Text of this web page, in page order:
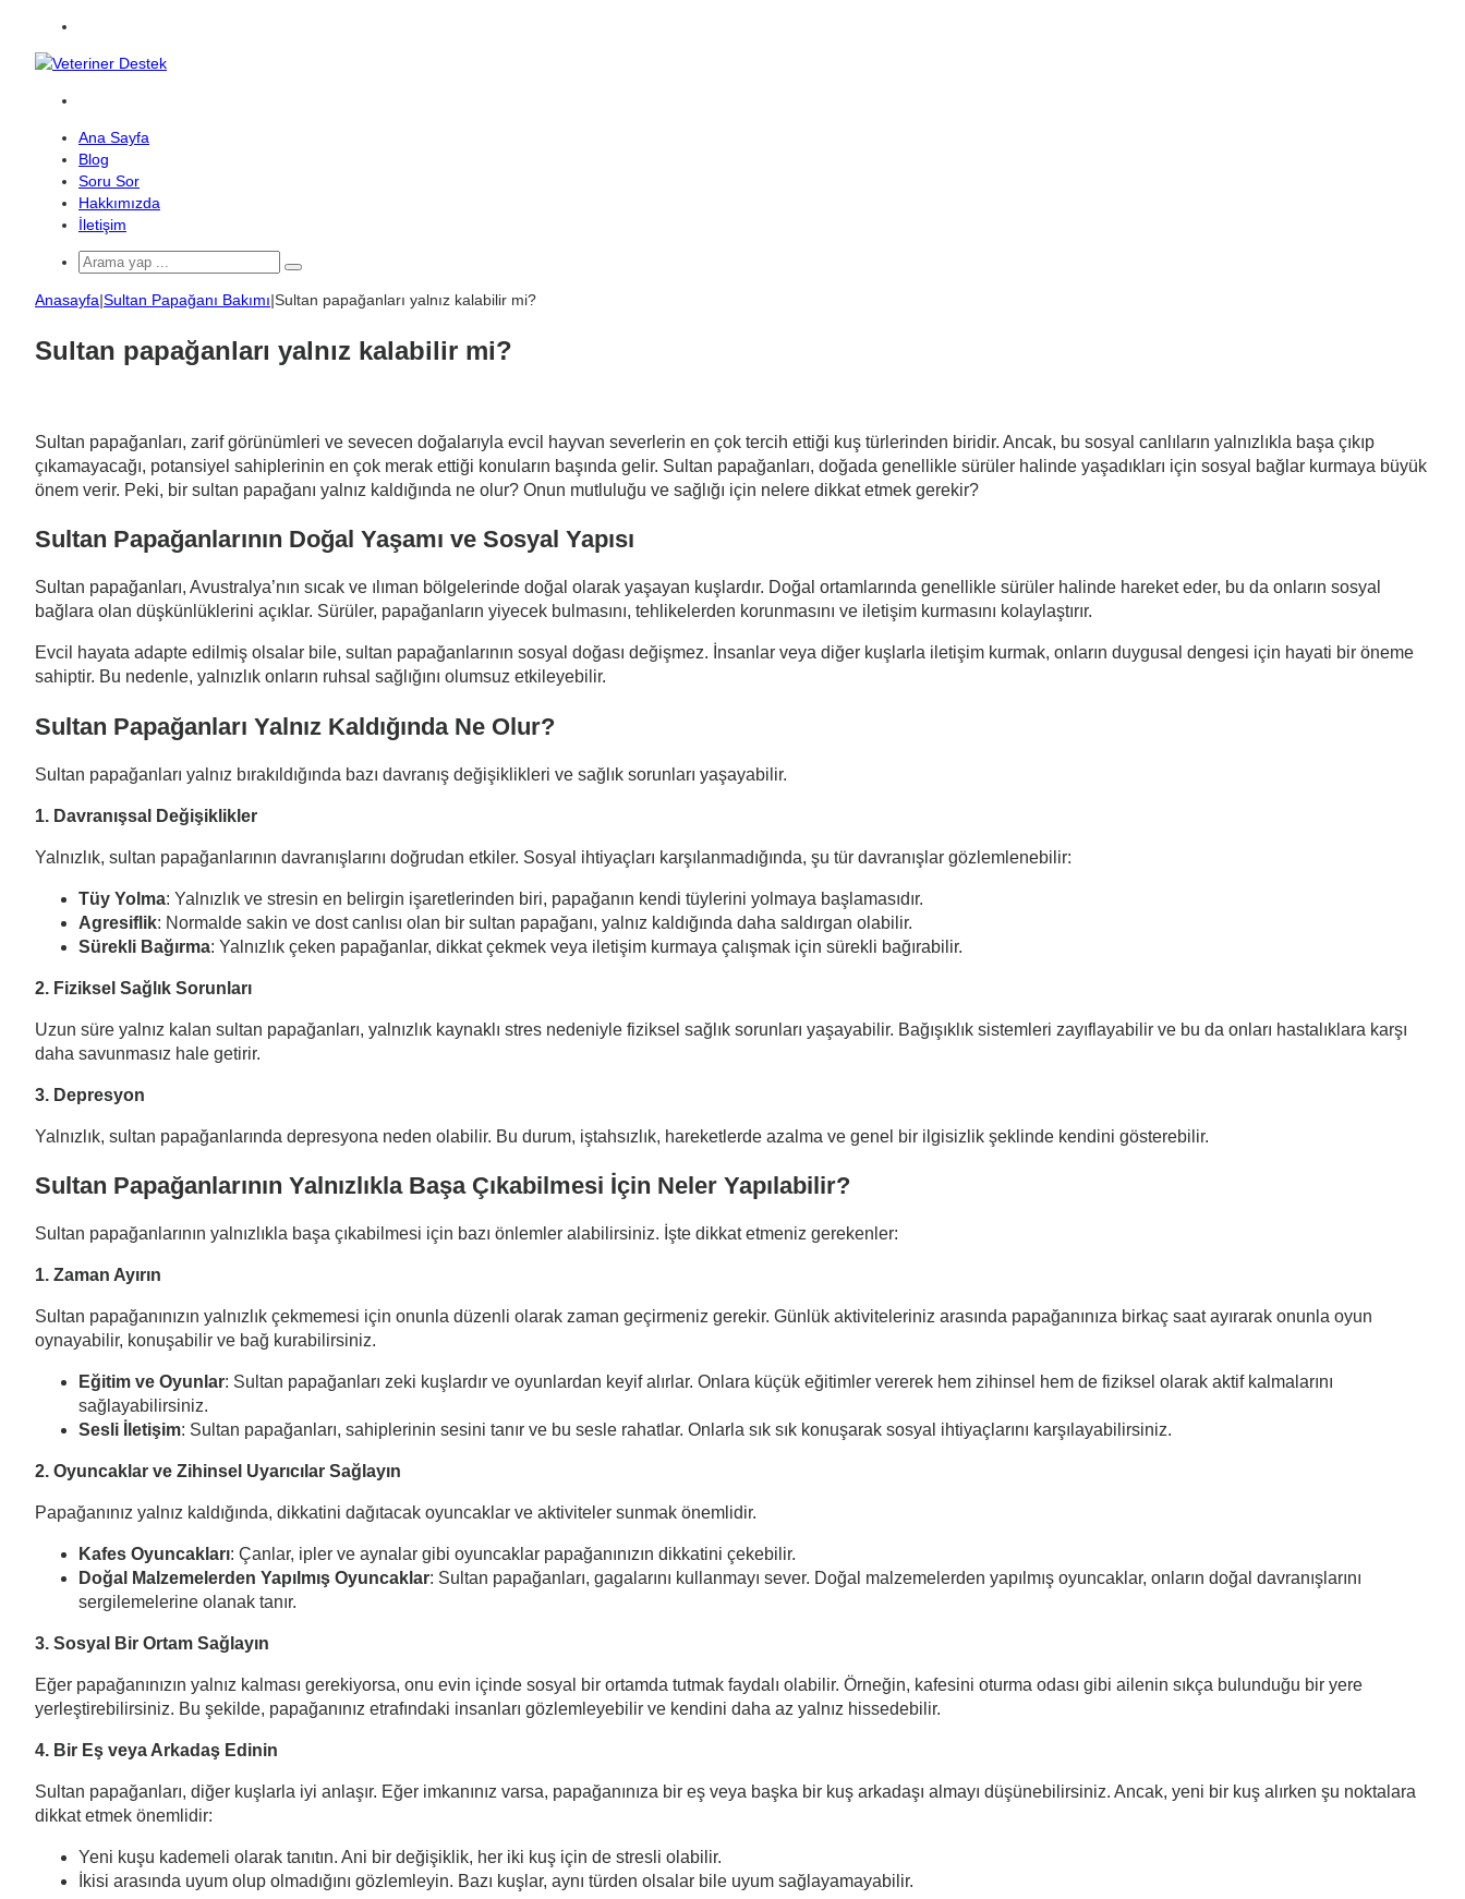
...
Ana Sayfa
Blog
Soru Sor
Hakkımızda
İletişim
Arama
yap
...
Anasayfa|Sultan Papağanı Bakımı|Sultan papağanları yalnız kalabilir mi?
Sultan papağanları yalnız kalabilir mi?
Sultan papağanları, zarif görünümleri ve sevecen doğalarıyla evcil hayvan severlerin en çok tercih ettiği kuş türlerinden biridir. Ancak, bu sosyal canlıların yalnızlıkla başa çıkıp
çıkamayacağı, potansiyel sahiplerinin en çok merak ettiği konuların başında gelir. Sultan papağanları, doğada genellikle sürüler halinde yaşadıkları için sosyal bağlar kurmaya büyük
önem verir. Peki, bir sultan papağanı yalnız kaldığında ne olur? Onun mutluluğu ve sağlığı için nelere dikkat etmek gerekir?
Sultan Papağanlarının Doğal Yaşamı ve Sosyal Yapısı
Sultan papağanları, Avustralya’nın sıcak ve ılıman bölgelerinde doğal olarak yaşayan kuşlardır. Doğal ortamlarında genellikle sürüler halinde hareket eder, bu da onların sosyal
bağlara olan düşkünlüklerini açıklar. Sürüler, papağanların yiyecek bulmasını, tehlikelerden korunmasını ve iletişim kurmasını kolaylaştırır.
Evcil hayata adapte edilmiş olsalar bile, sultan papağanlarının sosyal doğası değişmez. İnsanlar veya diğer kuşlarla iletişim kurmak, onların duygusal dengesi için hayati bir öneme
sahiptir. Bu nedenle, yalnızlık onların ruhsal sağlığını olumsuz etkileyebilir.
Sultan Papağanları Yalnız Kaldığında Ne Olur?
Sultan papağanları yalnız bırakıldığında bazı davranış değişiklikleri ve sağlık sorunları yaşayabilir.
1. Davranışsal Değişiklikler
Yalnızlık, sultan papağanlarının davranışlarını doğrudan etkiler. Sosyal ihtiyaçları karşılanmadığında, şu tür davranışlar gözlemlenebilir:
Tüy Yolma: Yalnızlık ve stresin en belirgin işaretlerinden biri, papağanın kendi tüylerini yolmaya başlamasıdır.
Agresiflik: Normalde sakin ve dost canlısı olan bir sultan papağanı, yalnız kaldığında daha saldırgan olabilir.
Sürekli Bağırma: Yalnızlık çeken papağanlar, dikkat çekmek veya iletişim kurmaya çalışmak için sürekli bağırabilir.
2. Fiziksel Sağlık Sorunları
Uzun süre yalnız kalan sultan papağanları, yalnızlık kaynaklı stres nedeniyle fiziksel sağlık sorunları yaşayabilir. Bağışıklık sistemleri zayıflayabilir ve bu da onları hastalıklara karşı
daha savunmasız hale getirir.
3. Depresyon
Yalnızlık, sultan papağanlarında depresyona neden olabilir. Bu durum, iştahsızlık, hareketlerde azalma ve genel bir ilgisizlik şeklinde kendini gösterebilir.
Sultan Papağanlarının Yalnızlıkla Başa Çıkabilmesi İçin Neler Yapılabilir?
Sultan papağanlarının yalnızlıkla başa çıkabilmesi için bazı önlemler alabilirsiniz. İşte dikkat etmeniz gerekenler:
1. Zaman Ayırın
Sultan papağanınızın yalnızlık çekmemesi için onunla düzenli olarak zaman geçirmeniz gerekir. Günlük aktiviteleriniz arasında papağanınıza birkaç saat ayırarak onunla oyun
oynayabilir, konuşabilir ve bağ kurabilirsiniz.
Eğitim ve Oyunlar: Sultan papağanları zeki kuşlardır ve oyunlardan keyif alırlar. Onlara küçük eğitimler vererek hem zihinsel hem de fiziksel olarak aktif kalmalarını
sağlayabilirsiniz.
Sesli İletişim: Sultan papağanları, sahiplerinin sesini tanır ve bu sesle rahatlar. Onlarla sık sık konuşarak sosyal ihtiyaçlarını karşılayabilirsiniz.
2. Oyuncaklar ve Zihinsel Uyarıcılar Sağlayın
Papağanınız yalnız kaldığında, dikkatini dağıtacak oyuncaklar ve aktiviteler sunmak önemlidir.
Kafes Oyuncakları: Çanlar, ipler ve aynalar gibi oyuncaklar papağanınızın dikkatini çekebilir.
Doğal Malzemelerden Yapılmış Oyuncaklar: Sultan papağanları, gagalarını kullanmayı sever. Doğal malzemelerden yapılmış oyuncaklar, onların doğal davranışlarını
sergilemelerine olanak tanır.
3. Sosyal Bir Ortam Sağlayın
Eğer papağanınızın yalnız kalması gerekiyorsa, onu evin içinde sosyal bir ortamda tutmak faydalı olabilir. Örneğin, kafesini oturma odası gibi ailenin sıkça bulunduğu bir yere
yerleştirebilirsiniz. Bu şekilde, papağanınız etrafındaki insanları gözlemleyebilir ve kendini daha az yalnız hissedebilir.
4. Bir Eş veya Arkadaş Edinin
Sultan papağanları, diğer kuşlarla iyi anlaşır. Eğer imkanınız varsa, papağanınıza bir eş veya başka bir kuş arkadaşı almayı düşünebilirsiniz. Ancak, yeni bir kuş alırken şu noktalara
dikkat etmek önemlidir:
Yeni kuşu kademeli olarak tanıtın. Ani bir değişiklik, her iki kuş için de stresli olabilir.
İkisi arasında uyum olup olmadığını gözlemleyin. Bazı kuşlar, aynı türden olsalar bile uyum sağlayamayabilir.